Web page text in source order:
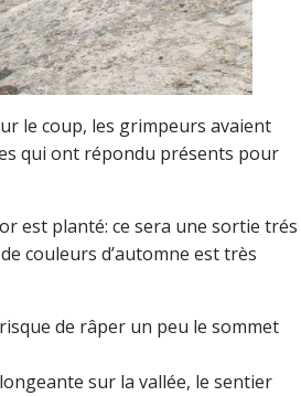
le coup, les grimpeurs avaient
qui ont répondu présents pour
est planté: ce sera une sortie trés
couleurs d’automne est très
de râper un peu le sommet
sur la vallée, le sentier